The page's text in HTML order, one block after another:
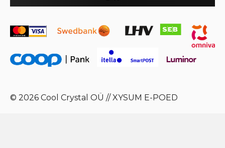
© 2026 Cool Crystal OÜ //XYSUM E-POED